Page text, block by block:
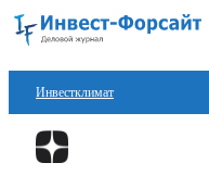
Инвестклимат
Финансы